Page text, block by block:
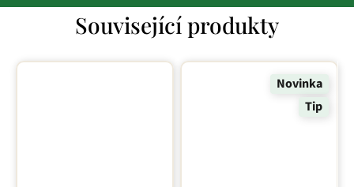
Související produkty
Novinka
Tip